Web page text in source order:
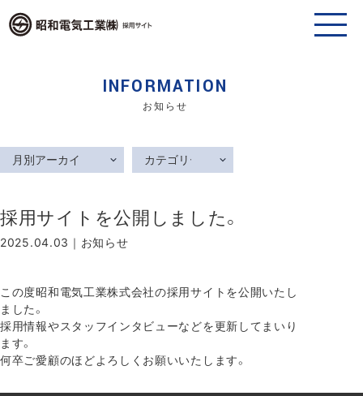
INFORMATION
お知らせ
採用サイトを公開しました。
2025.04.03｜ お知らせ
この度昭和電気工業株式会社の採用サイトを公開いたし
ました。
採用情報やスタッフインタビューなどを更新してまいり
ます。
何卒ご愛顧のほどよろしくお願いいたします。